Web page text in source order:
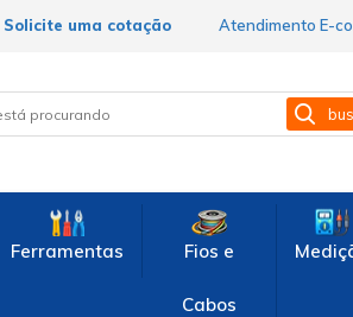
Atendimento E-
Solicite uma cotação
Ferramentas Fios e
Cabos